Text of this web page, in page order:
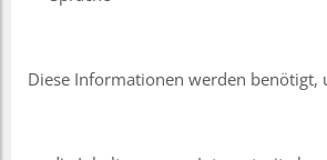
Diese Informationen werden benötigt,